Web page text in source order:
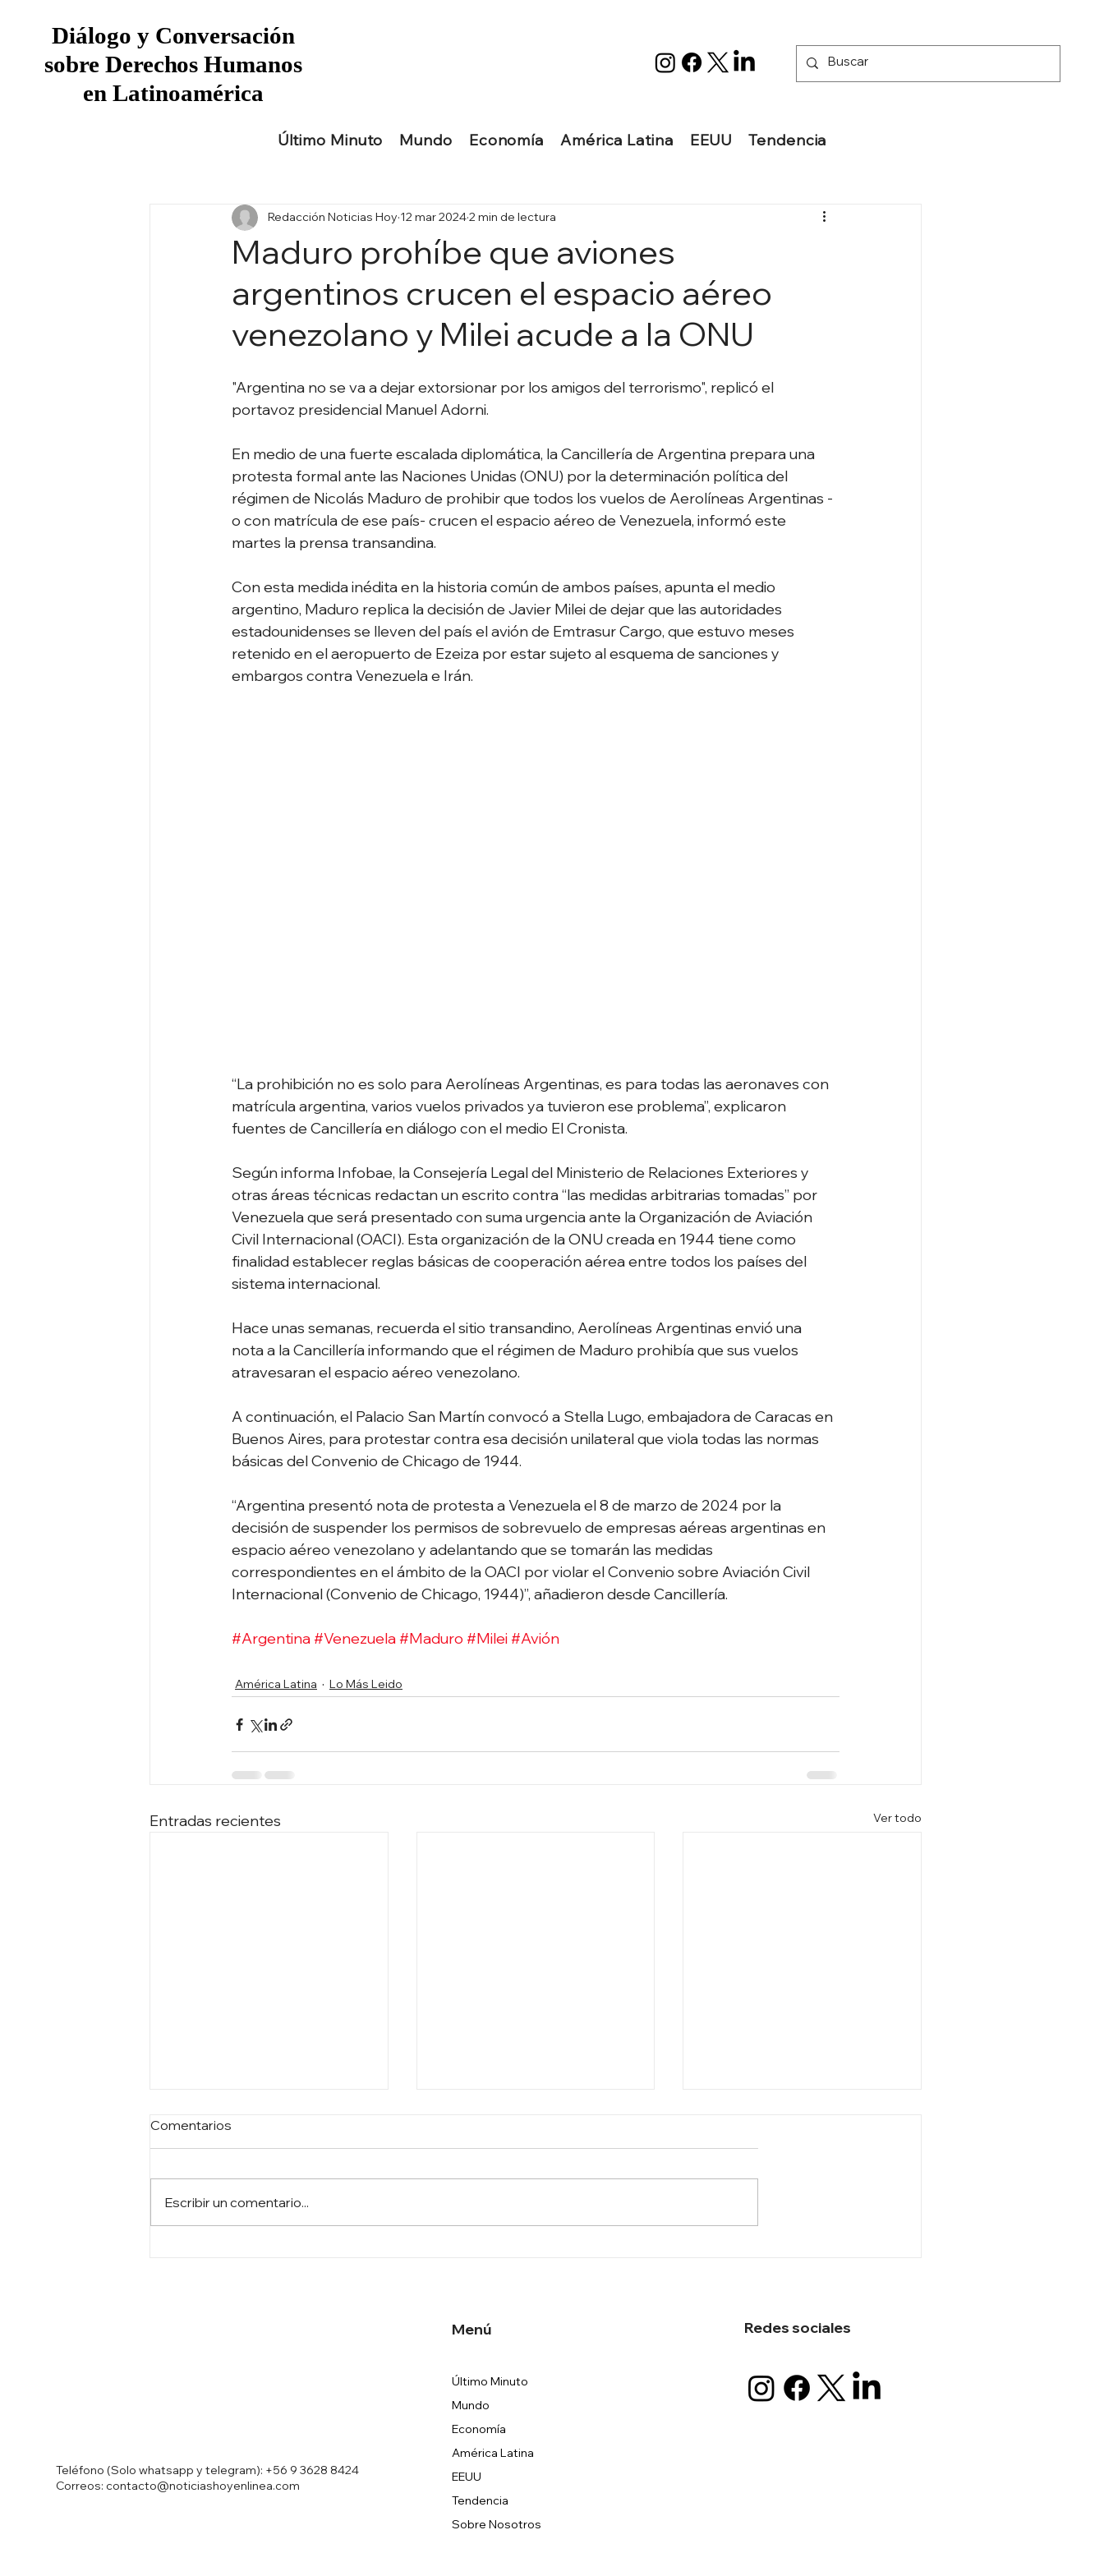
Último Minuto Mundo Economía América Latina EEUU Tendencia
Diálogo y Conversación
sobre Derechos Humanos
en Latinoamérica
Diálogo y Conversación
sobre Derechos Humanos
en Latinoamérica
Maduro prohíbe que aviones
argentinos crucen el espacio aéreo
venezolano y Milei acude a la ONU
Redacción Noticias Hoy 12 mar 20242 min de lectura
"Argentina no se va a dejar extorsionar por los amigos del terrorismo", replicó el
portavoz presidencial Manuel Adorni.
En medio de una fuerte escalada diplomática, la Cancillería de Argentina prepara una
protesta formal ante las Naciones Unidas (ONU) por la determinación política del
régimen de Nicolás Maduro de prohibir que todos los vuelos de Aerolíneas Argentinas -
o con matrícula de ese país- crucen el espacio aéreo de Venezuela, informó este
martes la prensa transandina.
Con esta medida inédita en la historia común de ambos países, apunta el medio
argentino, Maduro replica la decisión de Javier Milei de dejar que las autoridades
estadounidenses se lleven del país el avión de Emtrasur Cargo, que estuvo meses
retenido en el aeropuerto de Ezeiza por estar sujeto al esquema de sanciones y
embargos contra Venezuela e Irán.
“La prohibición no es solo para Aerolíneas Argentinas, es para todas las aeronaves con
matrícula argentina, varios vuelos privados ya tuvieron ese problema”, explicaron
fuentes de Cancillería en diálogo con el medio El Cronista.
Según informa Infobae, la Consejería Legal del Ministerio de Relaciones Exteriores y
otras áreas técnicas redactan un escrito contra “las medidas arbitrarias tomadas” por
Venezuela que será presentado con suma urgencia ante la Organización de Aviación
Civil Internacional (OACI). Esta organización de la ONU creada en 1944 tiene como
finalidad establecer reglas básicas de cooperación aérea entre todos los países del
sistema internacional.
Hace unas semanas, recuerda el sitio transandino, Aerolíneas Argentinas envió una
nota a la Cancillería informando que el régimen de Maduro prohibía que sus vuelos
atravesaran el espacio aéreo venezolano.
A continuación, el Palacio San Martín convocó a Stella Lugo, embajadora de Caracas en
Buenos Aires, para protestar contra esa decisión unilateralque viola todas las normas
básicas del Convenio de Chicago de 1944.
“Argentina presentó nota de protesta a Venezuela el 8 de marzo de 2024 por la
decisión de suspender los permisos de sobrevuelo de empresas aéreas argentinas en
espacio aéreo venezolano y adelantando que se tomarán las medidas
correspondientes en el ámbito de la OACI por violar el Convenio sobre Aviación Civil
Internacional (Convenio de Chicago, 1944)”, añadieron desde Cancillería.
#Argentina#Venezuela#Maduro #Milei#Avión
América Latina Lo Más Leido
Entradas recientes Ver todo
Comentarios
Escribir un comentario...
Teléfono (Solo whatsapp y telegram): +56 9 3628 8424
Correos: contacto@noticiashoyenlinea.com
Último Minuto
Mundo
Economía
América Latina
EEUU
Tendencia
Sobre Nosotros
Menú Redes sociales